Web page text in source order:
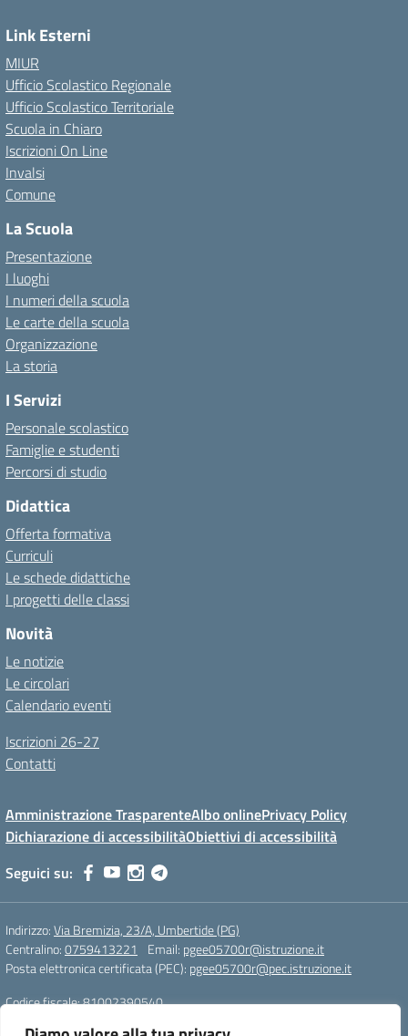
Link Esterni
MIUR
Ufficio Scolastico Regionale
Ufficio Scolastico Territoriale
Scuola in Chiaro
Iscrizioni On Line
Invalsi
Comune
La Scuola
Presentazione
I luoghi
I numeri della scuola
Le carte della scuola
Organizzazione
La storia
I Servizi
Personale scolastico
Famiglie e studenti
Percorsi di studio
Didattica
Offerta formativa
Curriculi
Le schede didattiche
I progetti delle classi
Novità
Le notizie
Le circolari
Calendario eventi
Iscrizioni 26-27
Contatti
Amministrazione TrasparenteAlbo onlinePrivacy Policy
Dichiarazione di accessibilitàObiettivi di accessibilità
Seguici su:
Indirizzo:Via Bremizia, 23/A, Umbertide (PG)
Centralino:0759413221 Email: pgee05700r@istruzione.it
Posta elettronica certificata (PEC): pgee05700r@pec.istruzione.it
Codice fiscale: 81002390540